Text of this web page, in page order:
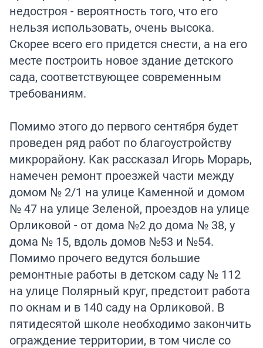
недостроя - вероятность того, что его
нельзя использовать, очень высока.
Скорее всего его придется снести, а на его
месте построить новое здание детского
сада, соответствующее современным
требованиям.
Помимо этого до первого сентября будет
проведен ряд работ по благоустройству
микрорайону. Как рассказал Игорь Морарь,
намечен ремонт проезжей части между
домом № 2/1 на улице Каменной и домом
№ 47 на улице Зеленой, проездов на улице
Орликовой - от дома №2 до дома № 38, у
дома № 15, вдоль домов №53 и №54.
Помимо прочего ведутся большие
ремонтные работы в детском саду № 112
на улице Полярный круг, предстоит работа
по окнам и в 140 саду на Орликовой. В
пятидесятой школе необходимо закончить
ограждение территории, в том числе со